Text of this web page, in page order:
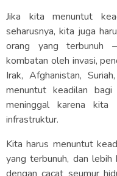
Jika kita menuntut
seharusnya, kita juga
orang yang terbunuh
kombatan oleh invasi,
Irak, Afghanistan,
menuntut keadilan
meninggal karena kita
infrastruktur.
Kita harus menuntut
yang terbunuh, dan